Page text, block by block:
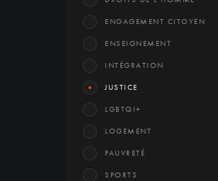
ENGAGEMENT CITOYEN
ENSEIGNEMENT
INTÉGRATION
JUSTICE
LGBTQI+
LOGEMENT
PAUVRETÉ
SPORTS